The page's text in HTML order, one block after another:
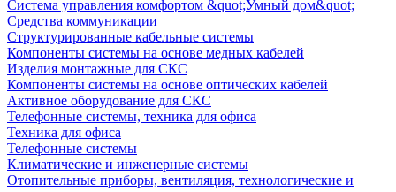
Система управления комфортом &quot;Умный дом&quot;
Средства коммуникации
Структурированные кабельные системы
Компоненты системы на основе медных кабелей
Изделия монтажные для СКС
Компоненты системы на основе оптических кабелей
Активное оборудование для СКС
Телефонные системы, техника для офиса
Техника для офиса
Телефонные системы
Климатические и инженерные системы
Отопительные приборы, вентиляция, технологические и